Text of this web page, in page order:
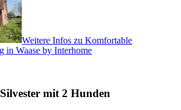
Weitere Infos zu Komfortable
in Waase by Interhome
mit 2 Hunden